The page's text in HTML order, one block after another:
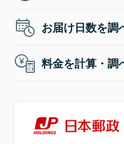
お届け日数を調
料金を計算・調